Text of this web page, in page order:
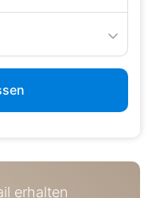
erhalten